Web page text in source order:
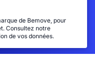
de Bemove, pour
Consultez notre
de vos données.